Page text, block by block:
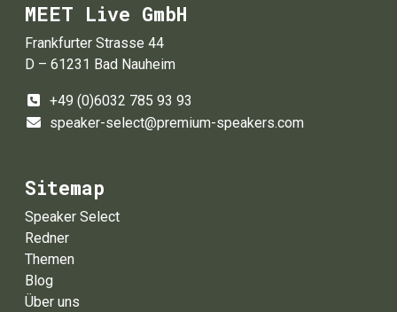
MEET Live GmbH
Frankfurter Strasse 44
D – 61231 Bad Nauheim
+49 (0)6032 785 93 93
speaker-select@premium-speakers.com
Sitemap
Speaker Select
Redner
Themen
Blog
Über uns